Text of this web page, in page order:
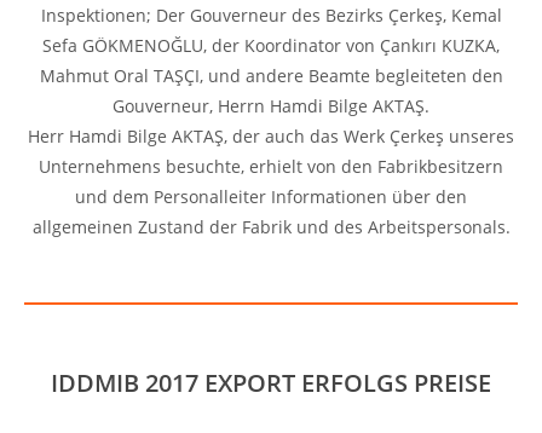
Inspektionen; Der Gouverneur des Bezirks Çerkeş, Kemal
Sefa GÖKMENOĞLU, der Koordinator von Çankırı KUZKA,
Mahmut Oral TAŞÇI, und andere Beamte begleiteten den
Gouverneur, Herrn Hamdi Bilge AKTAŞ.
Herr Hamdi Bilge AKTAŞ, der auch das Werk Çerkeş unseres
Unternehmens besuchte, erhielt von den Fabrikbesitzern
und dem Personalleiter Informationen über den
allgemeinen Zustand der Fabrik und des Arbeitspersonals.
IDDMIB 2017 EXPORT ERFOLGS PREISE